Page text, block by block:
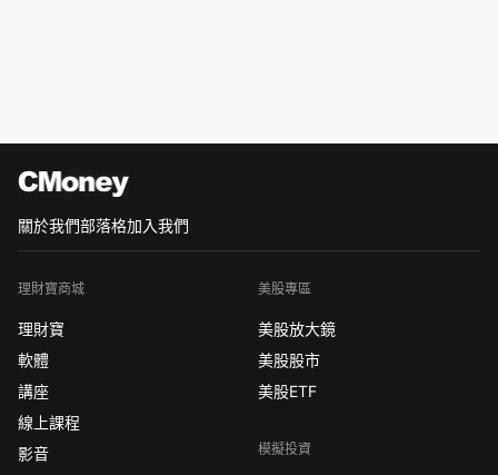
關於我們部落格加入我們
理財寶商城
理財寶
軟體
講座
線上課程
影音
美股專區
美股放大鏡
美股股市
美股ETF
模擬投資